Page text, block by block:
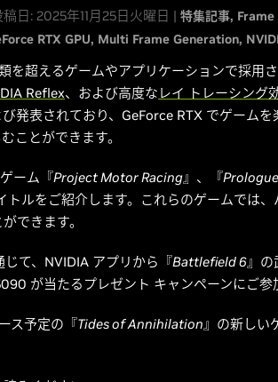
稿日: 2025年11月25日火曜日 | 特集記事
RTX GPU Multi Frame Generation
を超えるゲームやアプリケーションで採用
Reflex、および高度な レイ トレーシング
発表されており、GeForce RTX でゲーム
ことができます。
ーム『Project Motor Racing』、『
トルをご紹介します。これらのゲームでは
できます。
じて、NVIDIA アプリから『Battlefield 6』の
が当たるプレゼント キャンペーンにご参
ス予定の『Tides of Annihilation』の新しい